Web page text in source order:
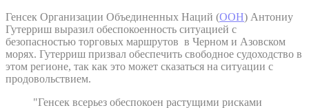
Генсек Организации Объединенных Наций (ООН) Антониу
Гутерриш выразил обеспокоенность ситуацией с
безопасностью торговых маршрутов в Черном и Азовском
морях. Гутерриш призвал обеспечить свободное судоходство в
этом регионе, так как это может сказаться на ситуации с
продовольствием.
"Генсек всерьез обеспокоен растущими рисками